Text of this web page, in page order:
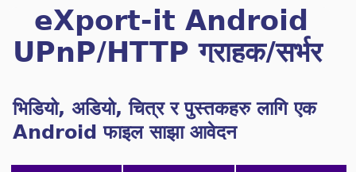
eXport-it Android
UPnP/HTTP ग्राहक/सर्भर
भिडियो, अडियो, चित्र र पुस्तकहरु लागि एक
Android फाइल साझा आवेदन